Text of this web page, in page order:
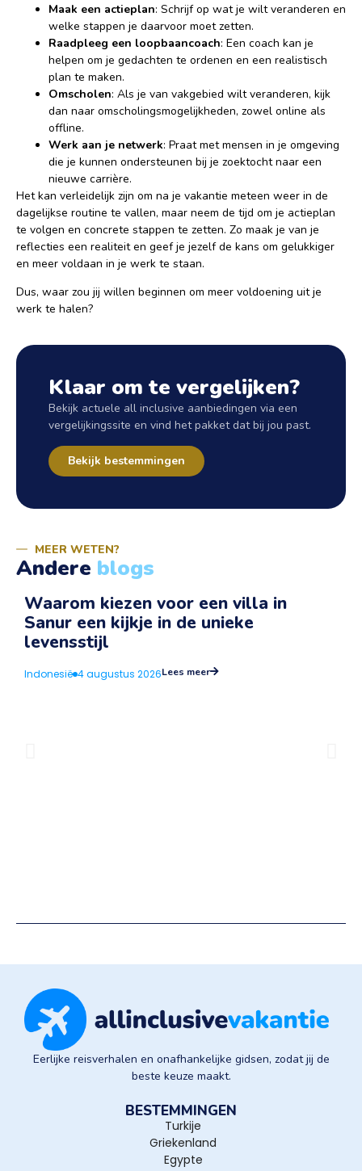
Maak een actieplan: Schrijf op wat je wilt veranderen en
welke stappen je daarvoor moet zetten.
Raadpleeg een loopbaancoach: Een coach kan je
helpen om je gedachten te ordenen en een realistisch
plan te maken.
Omscholen: Als je van vakgebied wilt veranderen, kijk
dan naar omscholingsmogelijkheden, zowel online als
offline.
Werk aan je netwerk: Praat met mensen in je omgeving
die je kunnen ondersteunen bij je zoektocht naar een
nieuwe carrière.
Het kan verleidelijk zijn om na je vakantie meteen weer in de
dagelijkse routine te vallen, maar neem de tijd om je actieplan
te volgen en concrete stappen te zetten. Zo maak je van je
reflecties een realiteit en geef je jezelf de kans om gelukkiger
en meer voldaan in je werk te staan.
Dus, waar zou jij willen beginnen om meer voldoening uit je
werk te halen?
Klaar om te vergelijken?
Bekijk actuele all inclusive aanbiedingen via een
vergelijkingssite en vind het pakket dat bij jou past.
Bekijk bestemmingen
MEER WETEN?
Andere blogs
Waarom kiezen voor een villa in
Sanur een kijkje in de unieke
levensstijl
Indonesië 4 augustus 2026Lees meer
Eerlijke reisverhalen en onafhankelijke gidsen, zodat jij de
beste keuze maakt.
BESTEMMINGEN
Turkije
Griekenland
Egypte